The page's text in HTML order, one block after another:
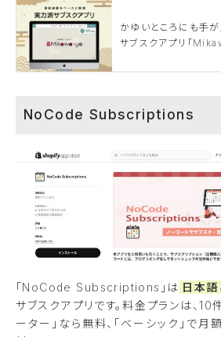
かゆいところにも手
サブスクアプリ「
NoCode Subscriptions
「NoCode Subscriptions」は 日本語
サブスクアプリです。料金プランは、10
ーター」なら無料、「ベーシック」で